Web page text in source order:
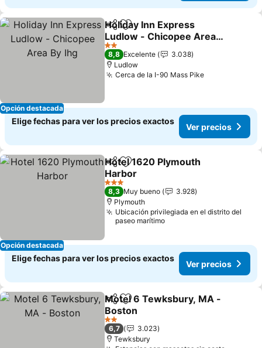
Opción destacada
CompartirAgregar a favoritos
Holiday Inn Express
Ludlow - Chicopee Area
By Ihg
2 Estrellas
8,8 Excelente
3.038
Ludlow
Cerca de la I-90 Mass Pike
Elige fechas para ver los precios exactos
Ver precios
Opción destacada
CompartirAgregar a favoritos
Hotel 1620 Plymouth
Harbor
3 Estrellas
8,3 Muy bueno
3.928
Plymouth
Ubicación privilegiada en el distrito del
paseo marítimo
Elige fechas para ver los precios exactos
Ver precios
CompartirAgregar a favoritos
Motel 6 Tewksbury, MA -
Boston
2 Estrellas
6,7
3.023
Tewksbury